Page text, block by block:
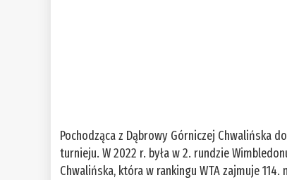
Pochodząca z Dąbrowy Górniczej Chwalińska
turnieju. W 2022 r. była w 2. rundzie
Chwalińska, która w rankingu WTA zajmuje